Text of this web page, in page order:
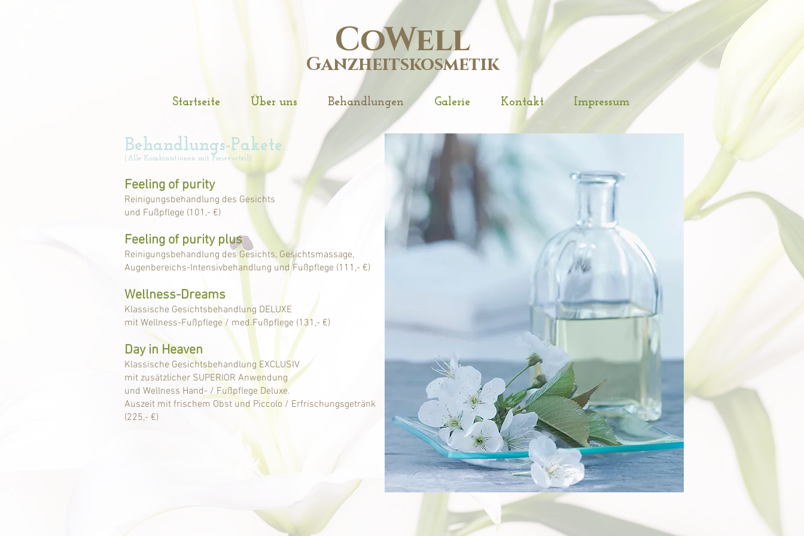
CoWell
Ganzheitskosmetik
Startseite Über uns Behandlungen Galerie Kontakt Impressum
Behandlungs-Pakete
(Alle Kombinationen mit Preisvorteil)
Feeling of purity
Reinigungsbehandlung des Gesichts
und Fußpflege (101,- €)
Feeling of purity plus
Reinigungsbehandlung des Gesichts, Gesichtsmassage,
Augenbereichs-Intensivbehandlung und Fußpflege (111,- €)
Wellness-Dreams
Klassische Gesichtsbehandlung DELUXE
mit Wellness-Fußpflege / med.Fußpflege (131,- €)
Day in Heaven
Klassische Gesichtsbehandlung EXCLUSIV
mit zusätzlicher SUPERIOR Anwendung
und Wellness Hand- / Fußpflege Deluxe.
Auszeit mit frischem Obst und Piccolo / Erfrischungsgetränk
(225,- €)